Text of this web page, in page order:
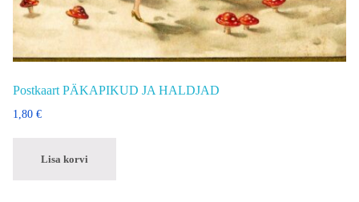
Postkaart PÄKAPIKUD JA HALDJAD
1,80 €
Lisa korvi